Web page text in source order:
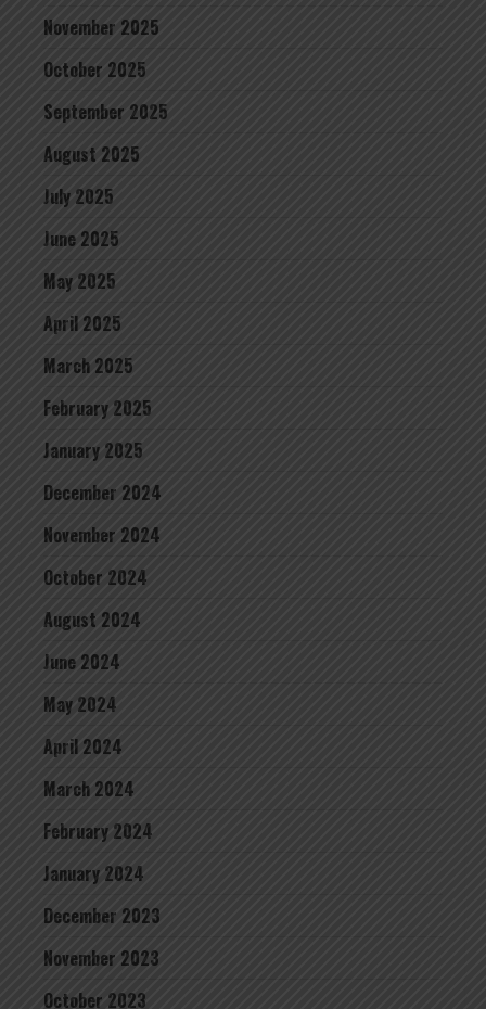
November 2025
October 2025
September 2025
August 2025
July 2025
June 2025
May 2025
April 2025
March 2025
February 2025
January 2025
December 2024
November 2024
October 2024
August 2024
June 2024
May 2024
April 2024
March 2024
February 2024
January 2024
December 2023
November 2023
October 2023